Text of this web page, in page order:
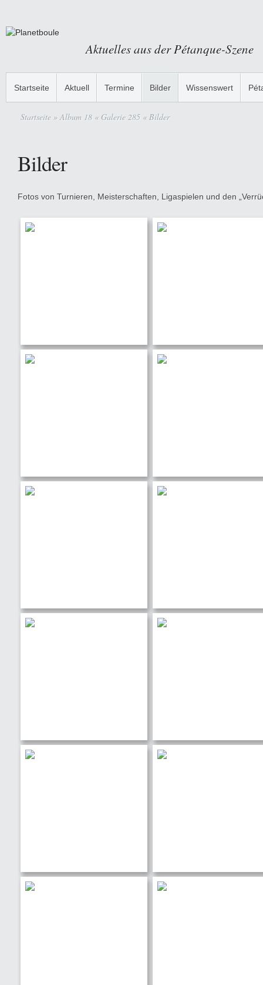
Aktuelles aus der Pétanque-Szene
Startseite Aktuell Termine Bilder Wissenswert
Startseite » Album 18 « Galerie 285 « Bilder
Bilder
Fotos von Turnieren, Meisterschaften, Ligaspielen und den